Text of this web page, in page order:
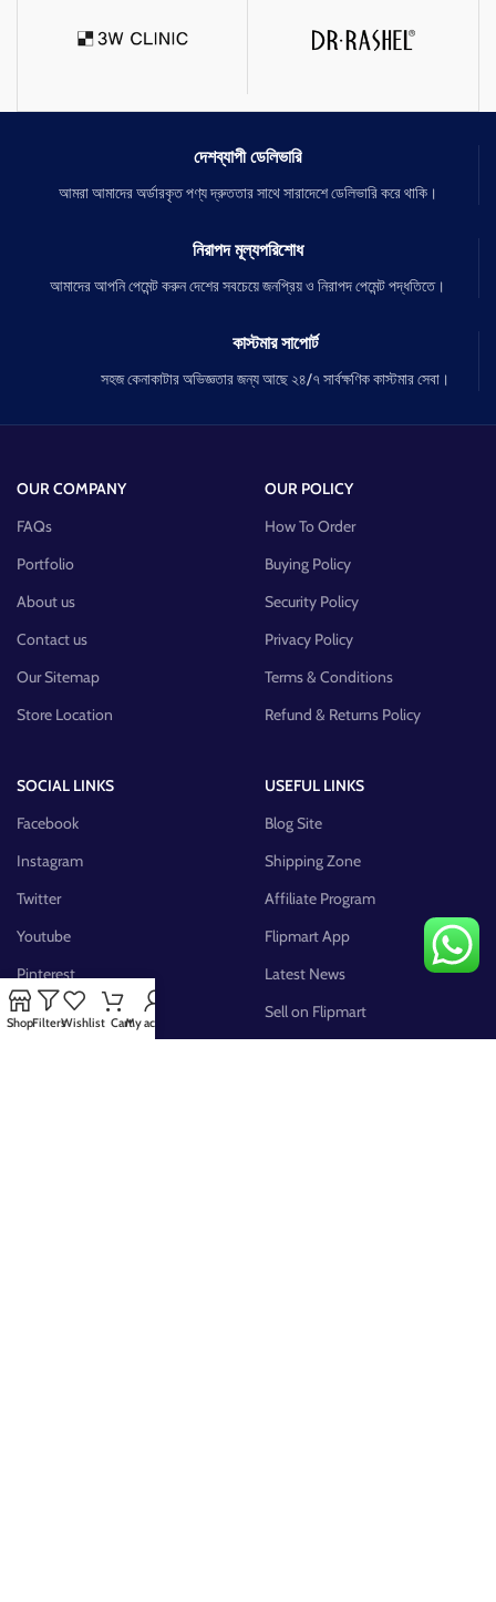
দেশব্যাপী ডেলিভারি
আমরা আমাদের অর্ডারকৃত পণ্য দ্রুততার সাথে সারাদেশে ডেলিভারি করে থাকি।
নিরাপদ মূল্যপরিশোধ
আমাদের আপনি পেমেন্ট করুন দেশের সবচেয়ে জনপ্রিয় ও নিরাপদ পেমেন্ট পদ্ধতিতে।
কাস্টমার সাপোর্ট
সহজ কেনাকাটার অভিজ্ঞতার জন্য আছে ২৪/৭ সার্বক্ষণিক কাস্টমার সেবা।
OUR COMPANY
FAQs
Portfolio
About us
Contact us
Our Sitemap
Store Location
OUR POLICY
How To Order
Buying Policy
Security Policy
Privacy Policy
Terms & Conditions
Refund & Returns Policy
SOCIAL LINKS
Facebook
Instagram
Twitter
Youtube
Pinterest
FB Group
USEFUL LINKS
Blog Site
Shipping Zone
Affiliate Program
Flipmart App
Latest News
Sell on Flipmart
ShopFiltersWishlist CartMy account